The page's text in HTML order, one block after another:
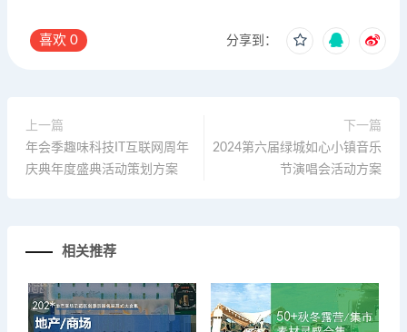
喜欢 0 分享到：
上一篇
年会季趣味科技IT互联网周年
庆典年度盛典活动策划方案
下一篇
2024第六届绿城如心小镇音乐
节演唱会活动方案
相关推荐